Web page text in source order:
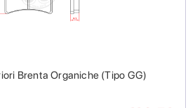
Brenta Organiche (Tipo GG)